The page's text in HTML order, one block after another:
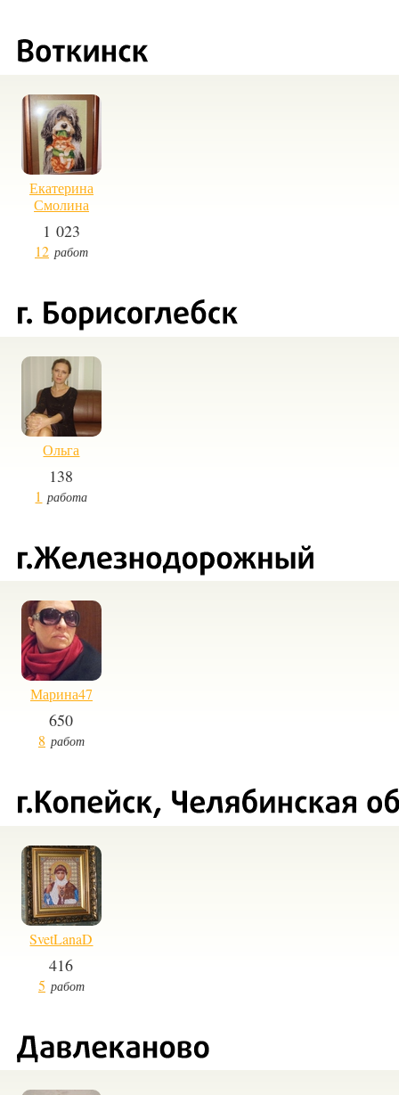
Екатерина
Смолина
1 023
12 работ
Ольга
138
1 работа
Марина47
650
8 работ
SvetLanaD
416
5 работ